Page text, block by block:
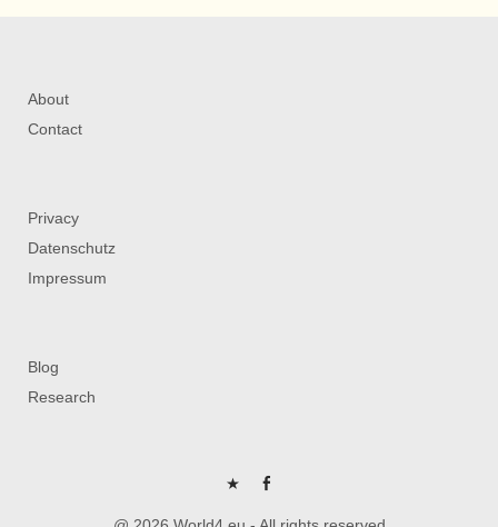
About
Contact
Privacy
Datenschutz
Impressum
Blog
Research
P FB